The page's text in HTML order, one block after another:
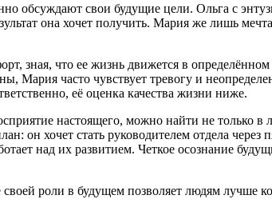
обсуждают свои будущие цели. Ольга с
она хочет получить. Мария же лишь
зная, что ее жизнь движется в
Мария часто чувствует тревогу и
её оценка качества жизни ниже.
настоящего, можно найти не только
он хочет стать руководителем отдела
над их развитием. Четкое осознание
роли в будущем позволяет людям лучше